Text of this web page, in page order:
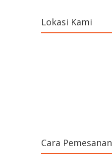
Lokasi Kami
Cara Pemesanan